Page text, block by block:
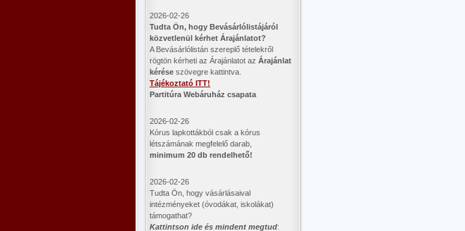
2026-02-26
​Tudta Ön, hogy Bevásárlólistájáról
közvetlenül kérhet Árajánlatot?
A Bevásárlólistán szereplő tételekről
rögtön kérheti az Árajánlatot az Árajánlat
kérése szövegre kattintva.
Tájékoztató ITT!
Partitúra Webáruház csapata
2026-02-26
Kórus lapkottákból csak a kórus
létszámának megfelelő darab,
minimum 20 db rendelhető!
2026-02-26
Tudta Ön, hogy vásárlásaival
intézményeket (óvodákat, iskolákat)
támogathat?
Kattintson ide és mindent megtud: